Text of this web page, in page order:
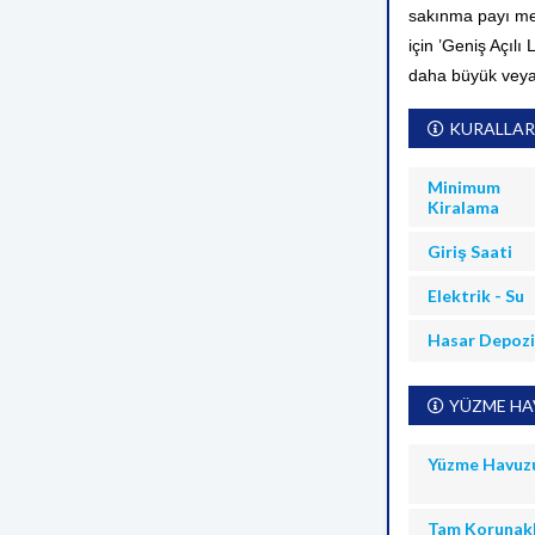
sakınma payı
için ’Geniş
daha büyük
KURALLAR
Minimum
Kiralama
Giriş Saati
Elektrik - Su
Hasar
YÜZME
Yüzme
Tam